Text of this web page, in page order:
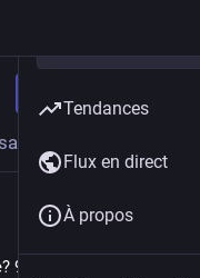
aujourd’hui
9 canadairs depuis le
Tendances
Flux en direct
À propos